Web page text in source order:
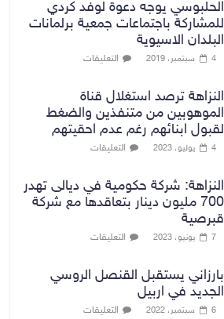
الحلبوسي يوجه دعوة لوفد كردي
للمشاركة باجتماعات جمعية برلمانات
البلدان الاسيوية
4 سبتمبر، 2019 التعليقات
النزاهة ترصد استغلال قناة
الموهوبين من متنفذين والضغط
لقبول ابنائهم رغم عدم احقيتهم
4 يوليو، 2023 التعليقات
النزاهة: شركة حكومية في ديالى تهدر
700 مليون دينار بتعاقدها مع شركة
قبرصية
7 يونيو، 2023 التعليقات
بارزاني يستقبل القنصل الروسي
الجديد في اربيل
6 سبتمبر، 2022 التعليقات